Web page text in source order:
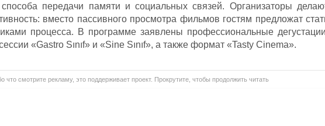
способа передачи памяти и социальных связей. Организаторы
вместо пассивного просмотра фильмов гостям предложат
процесса. В программе заявлены профессиональные
«Gastro Sınıf» и «Sine Sınıf», а также формат «Tasty Cinema».
что смотрите рекламу, это поддерживает проект. Прокрутите, чтобы продолжить читать